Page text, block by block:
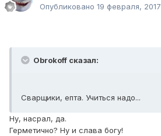
Опубликовано 19 февраля, 2017
Obrokoff сказал:
Сварщики, епта. Учиться надо...
Ну, насрал, да.
Герметично? Ну и слава богу!